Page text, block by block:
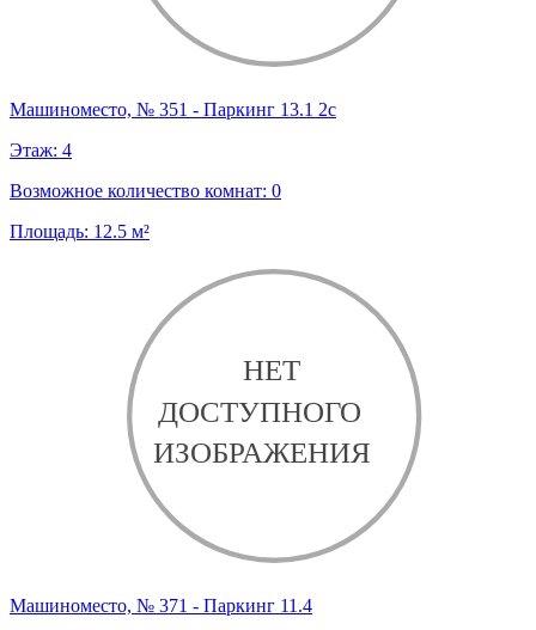
Машиноместо, № 351 - Паркинг 13.1 2с
Этаж: 4
Возможное количество комнат: 0
Площадь: 12.5 м²
Машиноместо, № 371 - Паркинг 11.4